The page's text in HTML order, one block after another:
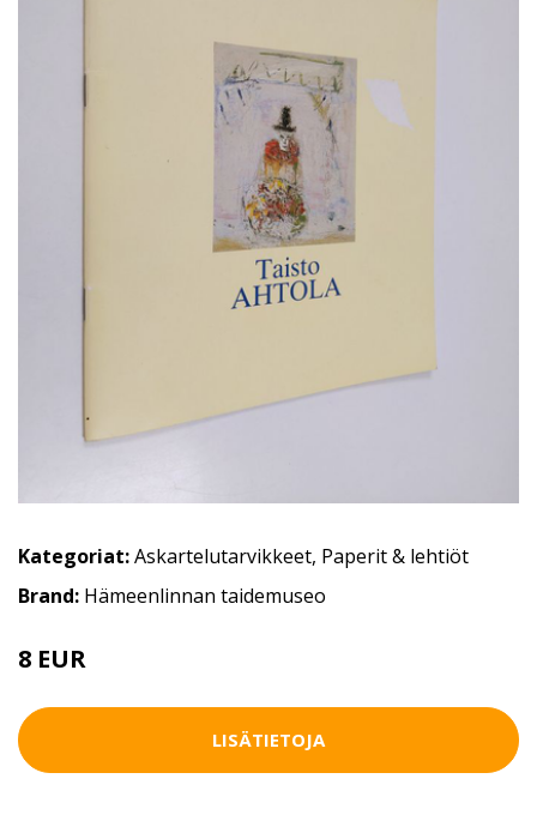
Kategoriat:Askartelutarvikkeet, Paperit & lehtiöt
Brand: Hämeenlinnan taidemuseo
8 EUR
LISÄTIETOJA